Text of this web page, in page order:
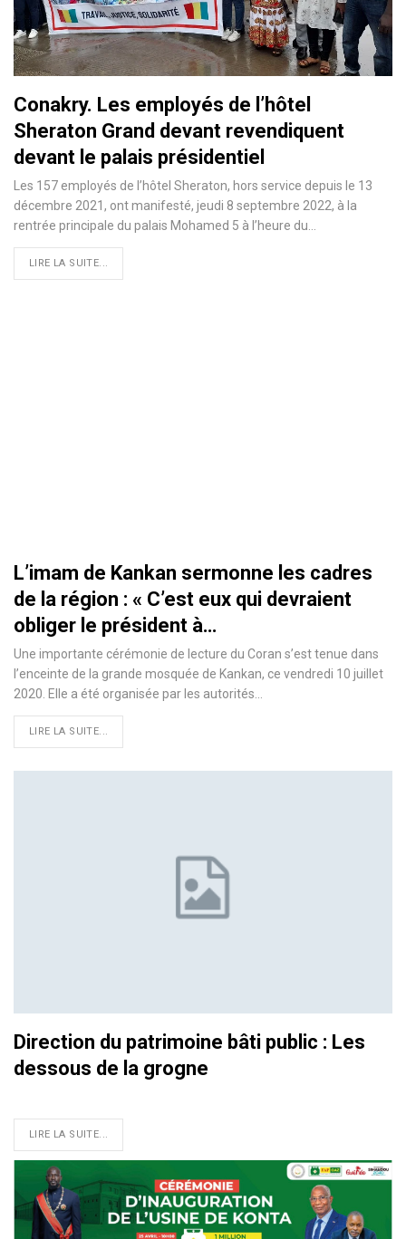
Conakry. Les employés de l’hôtel
Sheraton Grand devant revendiquent
devant le palais présidentiel
Les 157 employés de l’hôtel Sheraton, hors service depuis le 13
décembre 2021, ont manifesté, jeudi 8 septembre 2022, à la
rentrée principale du palais Mohamed 5 à l’heure du…
LIRE LA SUITE...
L’imam de Kankan sermonne les cadres
de la région : « C’est eux qui devraient
obliger le président à…
Une importante cérémonie de lecture du Coran s’est tenue dans
l’enceinte de la grande mosquée de Kankan, ce vendredi 10 juillet
2020. Elle a été organisée par les autorités…
LIRE LA SUITE...
Direction du patrimoine bâti public : Les
dessous de la grogne
LIRE LA SUITE...